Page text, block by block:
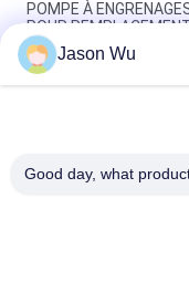
POMPE À
POUR
POMPE À
POUR
Pompes à
Jason Wu
Good day, what